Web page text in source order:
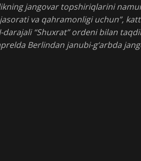
jangovar topshiriqlarini
va qahramonligi uchun”,
darajali “Shuxrat” ordeni bilan
Berlindan janubi-g‘arbda